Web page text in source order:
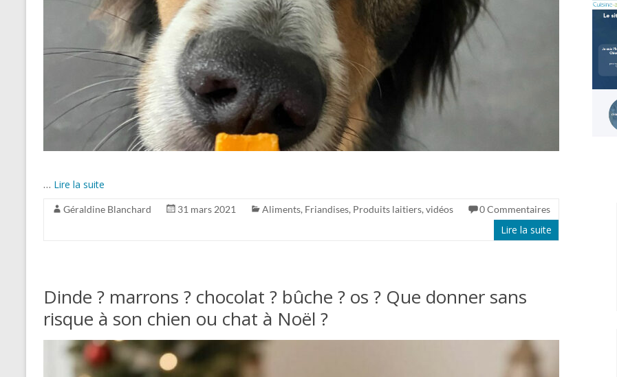
… Lire la suite
Géraldine Blanchard 31 mars 2021 Aliments, Friandises, Produits laitiers, vidéos 0 Commentaires
Lire la suite
Dinde ? marrons ? chocolat ? bûche ? os ? Que donner sans
risque à son chien ou chat à Noël ?